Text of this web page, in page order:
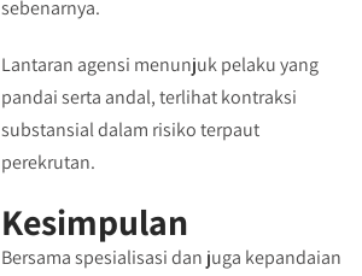
sebenarnya.
Lantaran agensi menunjuk pelaku yang
pandai serta andal, terlihat kontraksi
substansial dalam risiko terpaut
perekrutan.
Kesimpulan
Bersama spesialisasi dan juga kepandaian